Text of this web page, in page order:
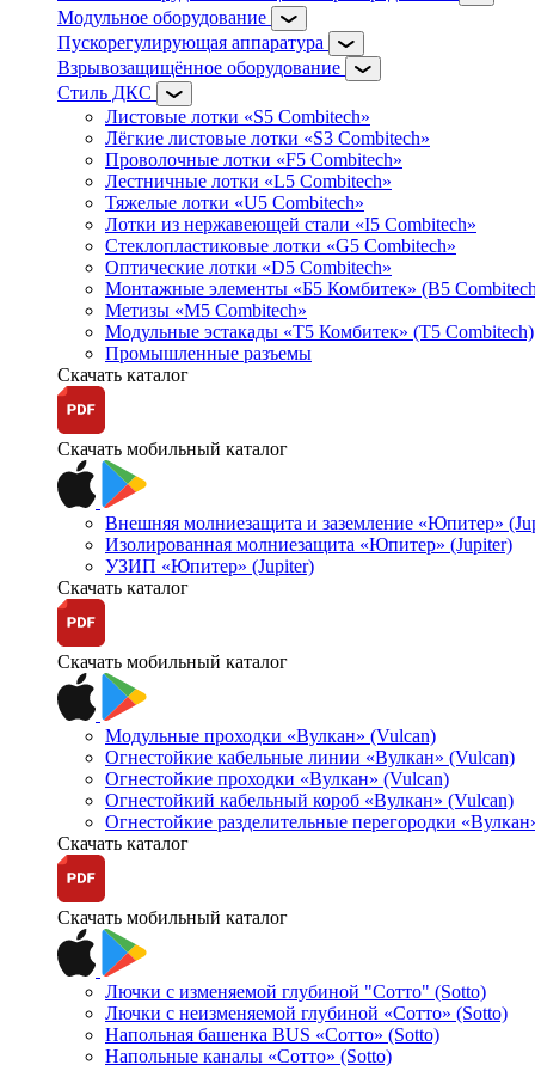
Модульное оборудование
Пускорегулирующая аппаратура
Взрывозащищённое оборудование
Стиль ДКС
Листовые лотки «S5 Combitech»
Лёгкие листовые лотки «S3 Combitech»
Проволочные лотки «F5 Combitech»
Лестничные лотки «L5 Combitech»
Тяжелые лотки «U5 Combitech»
Лотки из нержавеющей стали «I5 Combitech»
Стеклопластиковые лотки «G5 Combitech»
Оптические лотки «D5 Combitech»
Монтажные элементы «Б5 Комбитек» (B5
Метизы «M5 Combitech»
Модульные эстакады «Т5 Комбитек» (T5 Combitech)
Промышленные разъемы
Скачать каталог
Скачать мобильный каталог
Внешняя молниезащита и заземление «Юпитер»
Изолированная молниезащита «Юпитер» (Jupiter)
УЗИП «Юпитер» (Jupiter)
Скачать каталог
Скачать мобильный каталог
Модульные проходки «Вулкан» (Vulcan)
Огнестойкие кабельные линии «Вулкан» (Vulcan)
Огнестойкие проходки «Вулкан» (Vulcan)
Огнестойкий кабельный короб «Вулкан» (Vulcan)
Огнестойкие разделительные перегородки
Скачать каталог
Скачать мобильный каталог
Лючки с изменяемой глубиной "Сотто" (Sotto)
Лючки с неизменяемой глубиной «Сотто» (Sotto)
Напольная башенка BUS «Сотто» (Sotto)
Напольные каналы «Сотто» (Sotto)